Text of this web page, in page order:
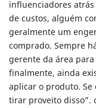
influenciadores
de custos, alguém
geralmente um
comprado. Sempre
gerente da área
finalmente, ainda
aplicar o produto.
tirar proveito disso”.